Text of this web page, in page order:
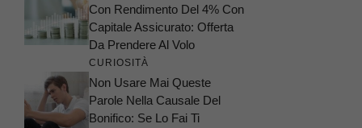
Con Rendimento Del 4% Con
Capitale Assicurato: Offerta
Da Prendere Al Volo
CURIOSITÀ
Non Usare Mai Queste
Parole Nella Causale Del
Bonifico: Se Lo Fai Ti